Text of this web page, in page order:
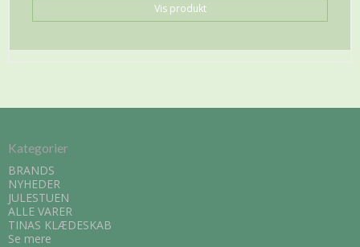
Vis produkt
Kategorier
BRANDS
NYHEDER
JULESTUEN
ALLE VARER
TINAS KLÆDESKAB
Se mere